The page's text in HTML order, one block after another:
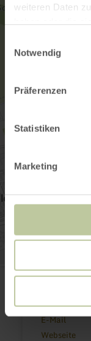
weiteren Daten
Notwendig
Präferenzen
Statistiken
Marketing
Minigolf Düren
Schüllsmühle
52353 Düren
E-Mail
Webseite